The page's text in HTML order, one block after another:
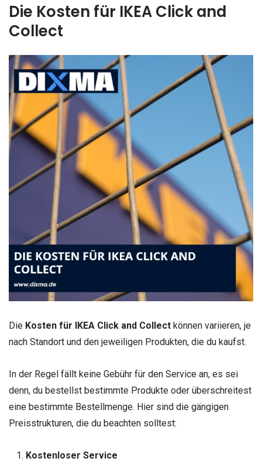
Die Kosten für IKEA Click and
Collect
Die Kosten für IKEA Click and Collect können variieren, je
nach Standort und den jeweiligen Produkten, die du kaufst.
In der Regel fällt keine Gebühr für den Service an, es sei
denn, du bestellst bestimmte Produkte oder überschreitest
eine bestimmte Bestellmenge. Hier sind die gängigen
Preisstrukturen, die du beachten solltest:
Kostenloser Service